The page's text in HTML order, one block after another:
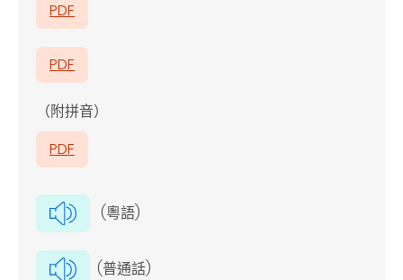
PDF
PDF
（附拼音）
PDF
(粵語)
(普通話)